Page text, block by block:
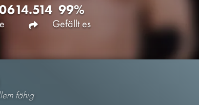
14.514 99%
Gefällt es
fähig